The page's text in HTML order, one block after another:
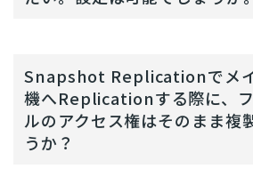
Snapshot Replicationでメ
機へReplicationする際に、
ルのアクセス権はそのまま複
うか？